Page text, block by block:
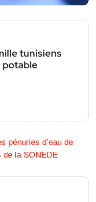
tunisiens
potable